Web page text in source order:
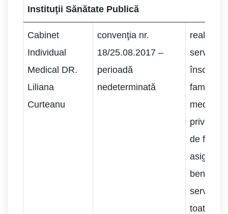
Instituţii Sănătate Publică
Cabinet
Individual
Medical DR.
Liliana
Curteanu
convenţia nr.
18/25.08.2017 –
perioadă
nedeterminată
servicii
înscriere
familie;
privesc
de
servicii
toate